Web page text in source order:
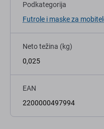
Podkategorija
Futrole i maske za
Neto težina (kg)
0,025
EAN
2200000497994